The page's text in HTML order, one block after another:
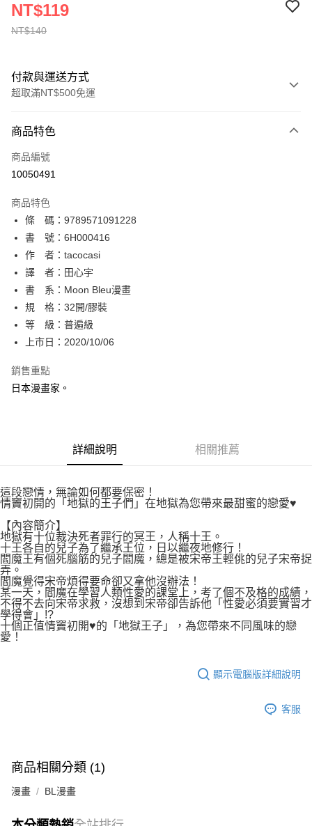
NT$140
NT$119
付款與運送方式
超取滿NT$500免運
信用卡一次付款
超商取貨付款
相關說明
【關於「AFTEE先享後付」】
AFTEE先享後付是「在收到商品之後才付款」的支付方式。 讓您購物簡單
便利好安心！
１．簡單：不需註冊會員、不需綁卡、不需儲值。
２．便利：只要手機號碼，簡訊認證，即可結帳。
３．安心：先確認商品／服務後，再付款。
【「AFTEE先享後付」結帳流程】
１．於結帳方式選擇「AFTEE先享後付」後，將跳轉至「AFTEE先享後付」
結帳頁面，進行簡訊認證並確認金額後，即可完成結帳。
２．訂單成立數日內，您將收到繳費通知簡訊。
ATM／網路銀行／等多元方式進行付款，方視為交易完成。
※ 請注意：結帳手續完成當下不需立刻繳費，但若您需要取消訂單，請聯絡
客戶支援中心」https://netprotections.freshdesk.com/support/home
１．透過由恩沛科技股份有限公司提供之「AFTEE先享後付」服務完成之交
易，需依本服務之必要範圍內提供個人資料，並將交易相關給付款項請求債
２．關於個人資料處理事宜，請瀏覽以下網址：
https://aftee.tw/terms/#terms3
３．未成年的使用者請事先徵得法定代理人或監護人之同意方可使用
「AFTEE先享後付」，若未經同意申辦者引起之損失，本公司不負相關責
任。
４．使用「AFTEE先享後付」時，將依據個別帳號之用戶狀況，依本公司即
時審查核予不同之上限額度；若仍有額度不足之情形，本公司將視審查結果
請求用戶進行身份認證。
５．嚴禁一人註冊多個帳號或使用他人資訊註冊。若發現惡意使用之情形，
恩沛科技股份有限公司將有權停止該用戶之使用額度並採取法律行動。
ATM付款
運送方式
全家取貨付款
每筆NT$80，滿NT$500(含以上)免運費
付款後全家取貨
每筆NT$80，滿NT$500(含以上)免運費
每筆NT$80，滿NT$500(含以上)免運費
每筆NT$80，滿NT$500(含以上)免運費
宅配
每筆NT$100，滿NT$800(含以上)免運費
國家/地區配送 查看運費
商品特色
商品編號
10050491
商品特色
條 碼：9789571091228
書 號：6H000416
作 者：tacocasi
譯 者：田心宇
書 系：Moon Bleu漫畫
規 格：32開/膠裝
等 級：普遍級
上市日：2020/10/06
銷售重點
日本漫畫家。
詳細說明 相關推薦
這段戀情，無論如何都要保密！
情竇初開的「地獄的王子們」在地獄為您帶來最甜蜜的戀愛♥
【內容簡介】
地獄有十位裁決死者罪行的冥王，人稱十王。
十王各自的兒子為了繼承王位，日以繼夜地修行！
閻魔王有個死腦筋的兒子閻魔，總是被宋帝王輕佻的兒子宋帝捉
弄。
閻魔覺得宋帝煩得要命卻又拿他沒辦法！
某一天，閻魔在學習人類性愛的課堂上，考了個不及格的成績，
不得不去向宋帝求救，沒想到宋帝卻告訴他「性愛必須要實習才
學得會」!?
十個正值情竇初開♥的「地獄王子」，為您帶來不同風味的戀
愛！
顯示電腦版詳細說明
客服
商品相關分類 (1)
漫畫 BL漫畫